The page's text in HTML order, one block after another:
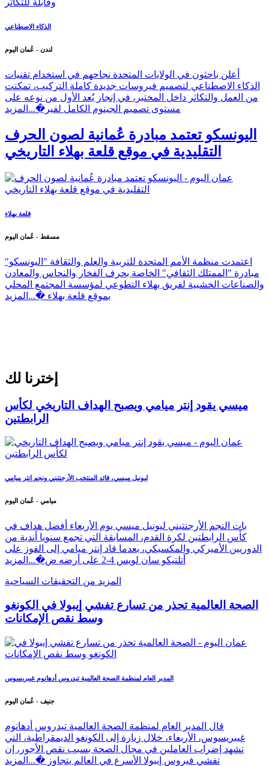
الذكاء الاصطناعي
لندن - عُمان اليوم
أعلن باحثون في الولايات المتحدة نجاحهم في استخدام تقنيات
الذكاء الاصطناعي لتصميم فيروسات جديدة كاملة التركيب، تمكنت
من العمل والتكاثر داخل المختبر، في إنجاز يُعد الأول من نوعه على
مستوى تصميم الجينوم الكامل لفير�... المزيد
اليونسكو تعتمد مبادرة عُمانية لصون الحرف
التقليدية في موقع قلعة بهلاء التاريخي
قلعة بهلاء
مسقط - عُمان اليوم
اعتمدت منظمة الأمم المتحدة للتربية والعلم والثقافة "اليونسكو"
مبادرة "الممتلك الثقافي" الخاصة بحرف الفخار والنحاس والمعادن
والصناعات الخشبية لفريق بهلاء التطوعي لمؤسسة المجتمع المحلي
بموقع قلعة بهلاء �... المزيد
إخترنا لك
ميسي يقود إنتر ميامي ويصبح الهداف التاريخي لكأس
الرابطتين
ليونيل ميسي، قائد المنتخب الأرجنتيني ونجم انتر ميامي
ميامي - عُمان اليوم
بات النجم الأرجنتيني ليونيل ميسي يوم الأربعاء أفضل هداف في
كأس الرابطتين لكرة القدم، المسابقة التي تجمع سنويا أندية من
الدوريين الأميركي والمكسيكي، بعدما قاد إنتر ميامي إلى الفوز على
أتلتيكو سان لويس 4-2 على أرضه ض�...
المزيد
المزيد من التحقيقات السياحية
الصحة العالمية تحذر من تسارع تفشي إيبولا في الكونغو
وسط نقص الإمكانات
المدير العام لمنظمة الصحة العالمية تيدروس أدهانوم غيبريسوس
جنيف - عُمان اليوم
قال المدير العام لمنظمة الصحة العالمية تيدروس أدهانوم
غيبريسوس، الأربعاء، خلال زيارة إلى الكونغو الديمقراطية، التي
تشهد إضراب العاملين في مجال الصحة بسبب نقص الأجور، إن
تفشي فيروس إيبولا الأسرع في العالم يتجاوز �... المزيد